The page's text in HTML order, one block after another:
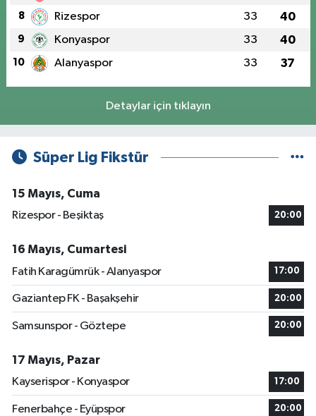
8 Rizespor 33 40
9 Konyaspor 33 40
10 Alanyaspor 33 37
Detaylar için tıklayın
Süper Lig Fikstür
15 Mayıs, Cuma
Rizespor - Beşiktaş
20:00
16 Mayıs, Cumartesi
Fatih Karagümrük - Alanyaspor
17:00
Gaziantep FK - Başakşehir 20:00
Samsunspor - Göztepe 20:00
17 Mayıs, Pazar
Kayserispor - Konyaspor
17:00
Fenerbahçe - Eyüpspor 20:00